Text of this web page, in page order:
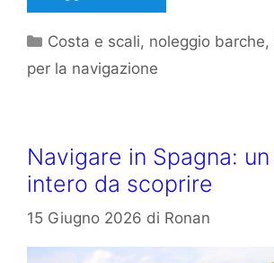
Categorie
Costa e scali, noleggio barche,
per la navigazione
Navigare in Spagna:
intero da scoprire
15 Giugno 2026 di Ronan